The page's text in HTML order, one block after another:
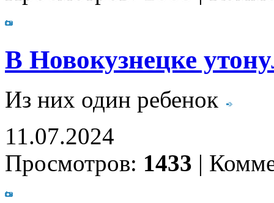
В Новокузнецке
Из них один ребенок
11.07.2024
Просмотров: 1433 |